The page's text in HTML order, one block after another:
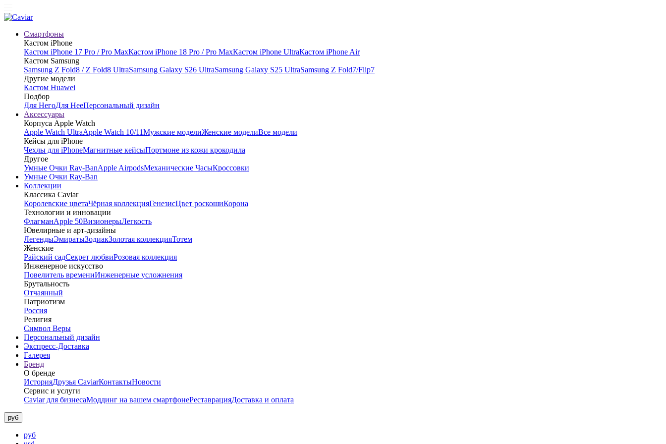
Смартфоны
Кастом iPhone
Кастом iPhone 17 Pro / Pro MaxКастом iPhone 18 Pro / Pro MaxКастом iPhone UltraКастом iPhone Air
Кастом Samsung
Samsung Z Fold8 / Z Fold8 UltraSamsung Galaxy S26 UltraSamsung Galaxy S25 UltraSamsung Z Fold7/Flip7
Другие модели
Кастом Huawei
Подбор
Для НегоДля НееПерсональный дизайн
Аксессуары
Корпуса Apple Watch
Apple Watch UltraApple Watch 10/11Мужские моделиЖенские моделиВсе модели
Кейсы для iPhone
Чехлы для iPhoneМагнитные кейсыПортмоне из кожи крокодила
Другое
Умные Очки Ray-BanApple AirpodsМеханические ЧасыКроссовки
Умные Очки Ray-Ban
Коллекции
Классика Caviar
Королевские цветаЧёрная коллекцияГенезисЦвет роскошиКорона
Технологии и инновации
ФлагманApple 50ВизионерыЛегкость
Ювелирные и арт-дизайны
ЛегендыЭмиратыЗодиакЗолотая коллекцияТотем
Женские
Райский садСекрет любвиРозовая коллекция
Инженерное искусство
Повелитель времениИнженерные усложнения
Брутальность
Отчаянный
Патриотизм
Россия
Религия
Символ Веры
Персональный дизайн
Экспресс-Доставка
Галерея
Бренд
О бренде
ИсторияДрузья CaviarКонтактыНовости
Сервис и услуги
Caviar для бизнесаМоддинг на вашем смартфонеРеставрацияДоставка и оплата
руб
руб